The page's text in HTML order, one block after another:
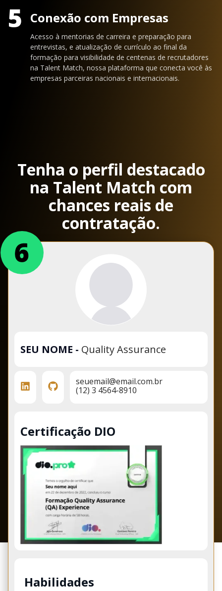
5 Conexão com Empresas
Acesso à mentorias de carreira e preparação para
entrevistas, e atualização de currículo ao final da
formação para visibilidade de centenas de recrutadores
na Talent Match, nossa plataforma que conecta você às
empresas parceiras nacionais e internacionais.
Tenha o perfil destacado
na Talent Match com
chances reais de
contratação.
SEU NOME - Quality Assurance
seuemail@email.com.br
(12) 3 4564-8910
Certificação DIO
Habilidades